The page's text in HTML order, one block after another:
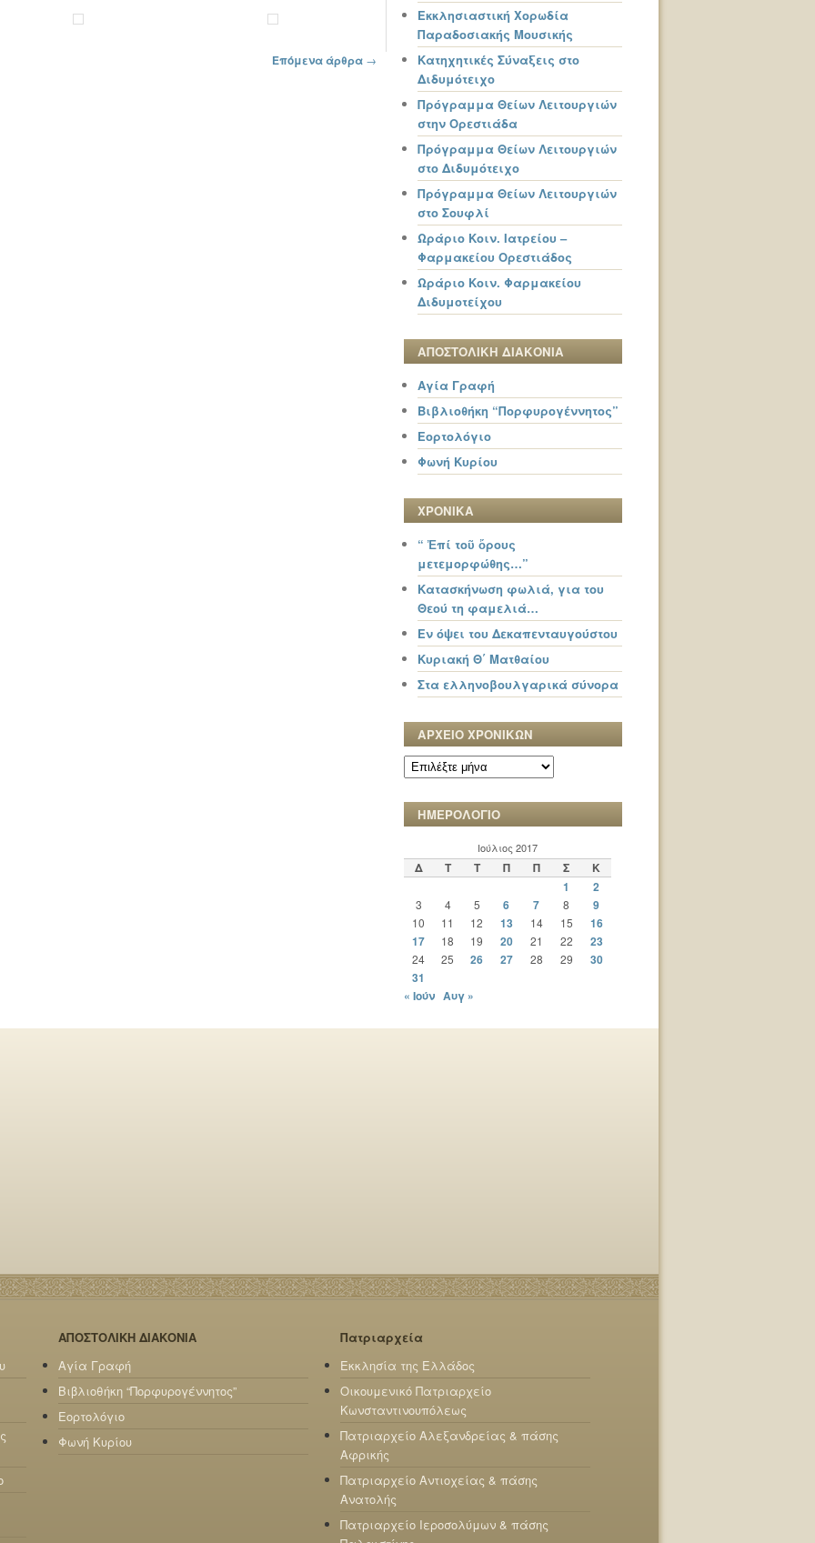
Επόμενα άρθρα →
Εκκλησιαστική Χορωδία
Παραδοσιακής Μουσικής
Κατηχητικές Σύναξεις στο
Διδυμότειχο
Πρόγραμμα Θείων Λειτουργιών
στην Ορεστιάδα
Πρόγραμμα Θείων Λειτουργιών
στο Διδυμότειχο
Πρόγραμμα Θείων Λειτουργιών
στο Σουφλί
Ωράριο Κοιν. Ιατρείου –
Φαρμακείου Ορεστιάδος
Ωράριο Κοιν. Φαρμακείου
Διδυμοτείχου
ΑΠΟΣΤΟΛΙΚΗ ΔΙΑΚΟΝΙΑ
Αγία Γραφή
Βιβλιοθήκη “Πορφυρογέννητος”
Εορτολόγιο
Φωνή Κυρίου
ΧΡΟΝΙΚΑ
“ Ἐπί τοῦ ὄρους
μετεμορφώθης…”
Κατασκήνωση φωλιά, για του
Θεού τη φαμελιά…
Εν όψει του Δεκαπενταυγούστου
Κυριακή Θ΄ Ματθαίου
Στα ελληνοβουλγαρικά σύνορα
ΑΡΧΕΙΟ ΧΡΟΝΙΚΩΝ
ΑΡΧΕΙΟ
ΧΡΟΝΙΚΩΝ
ΗΜΕΡΟΛΟΓΙΟ
Ιούλιος 2017
Δ Τ Τ Π Π Σ
Κ
1
2
3 4 5 6 7 8 9
10 11 12 13 14 15
16
17
18 19 20 21 22 23
24 25 26 27 28 29
30
31
« Ιούν Αυγ »
ΑΠΟΣΤΟΛΙΚΗ ΔΙΑΚΟΝΙΑ
Αγία Γραφή
Βιβλιοθήκη “Πορφυρογέννητος”
Εορτολόγιο
Φωνή Κυρίου
Πατριαρχεία
Εκκλησία της Ελλάδος
Οικουμενικό Πατριαρχείο
Κωνσταντινουπόλεως
Πατριαρχείο Αλεξανδρείας & πάσης
Αφρικής
Πατριαρχείο Αντιοχείας & πάσης
Ανατολής
Πατριαρχείο Ιεροσολύμων & πάσης